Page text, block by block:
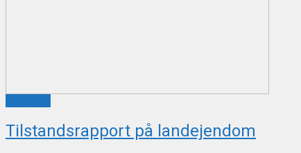
Tilstandsrapport på landejendom